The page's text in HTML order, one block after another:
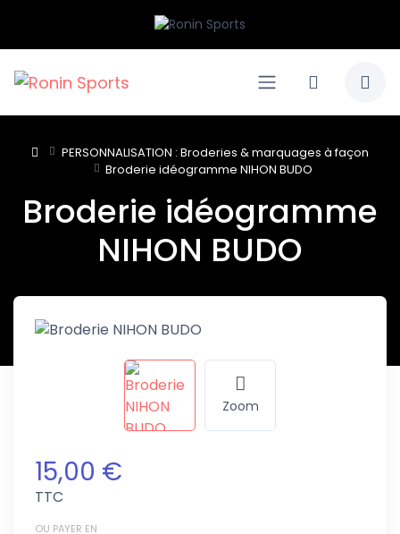
PERSONNALISATION : Broderies & marquages à façon
Broderie idéogramme NIHON BUDO
Broderie idéogramme
NIHON BUDO
Zoom
15,00 €
TTC
OU PAYER EN